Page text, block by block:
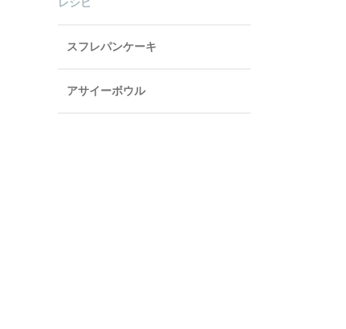
スフレパンケーキ
アサイーボウル